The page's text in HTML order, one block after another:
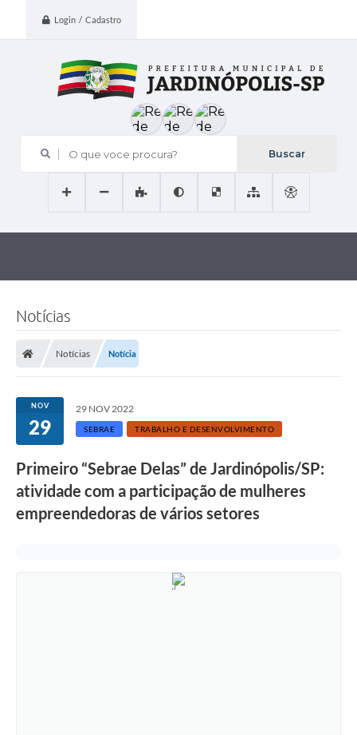
Login / Cadastro
O que voce procura?
Notícias
Notícias Notícia
NOV
29
29 NOV 2022
SEBRAE TRABALHO E DESENVOLVIMENTO
Primeiro “Sebrae Delas” de Jardinópolis/SP:
atividade com a participação de mulheres
empreendedoras de vários setores